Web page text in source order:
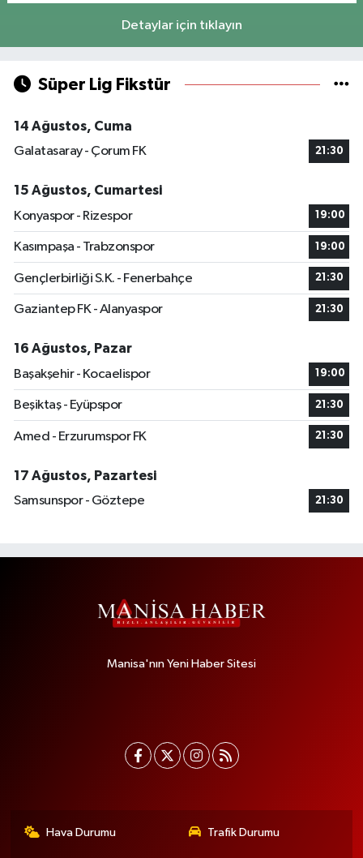
Detaylar için tıklayın
Süper Lig Fikstür
14 Ağustos, Cuma
Galatasaray - Çorum FK
21:30
15 Ağustos, Cumartesi
Konyaspor - Rizespor
19:00
Kasımpaşa - Trabzonspor 19:00
Gençlerbirliği S.K. - Fenerbahçe 21:30
Gaziantep FK - Alanyaspor 21:30
16 Ağustos, Pazar
Başakşehir - Kocaelispor
19:00
Beşiktaş - Eyüpspor 21:30
Amed - Erzurumspor FK 21:30
17 Ağustos, Pazartesi
Samsunspor - Göztepe
21:30
Manisa'nın Yeni Haber Sitesi
Hava Durumu Trafik Durumu